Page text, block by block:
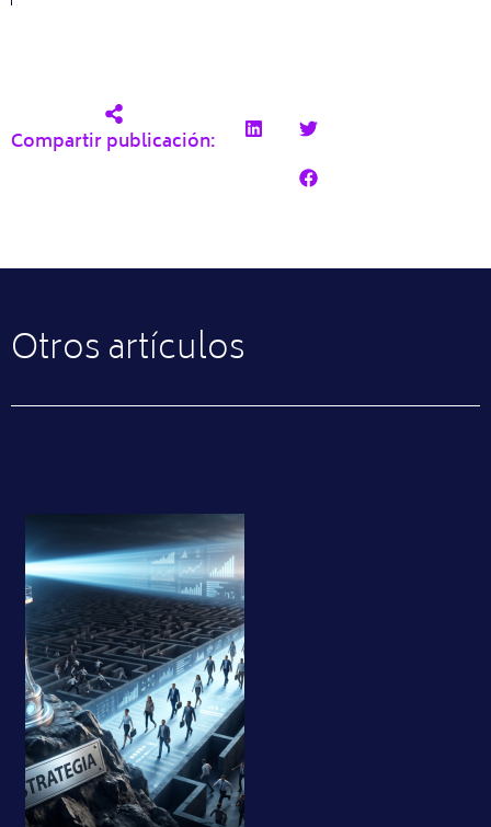
Compartir publicación:
Otros artículos